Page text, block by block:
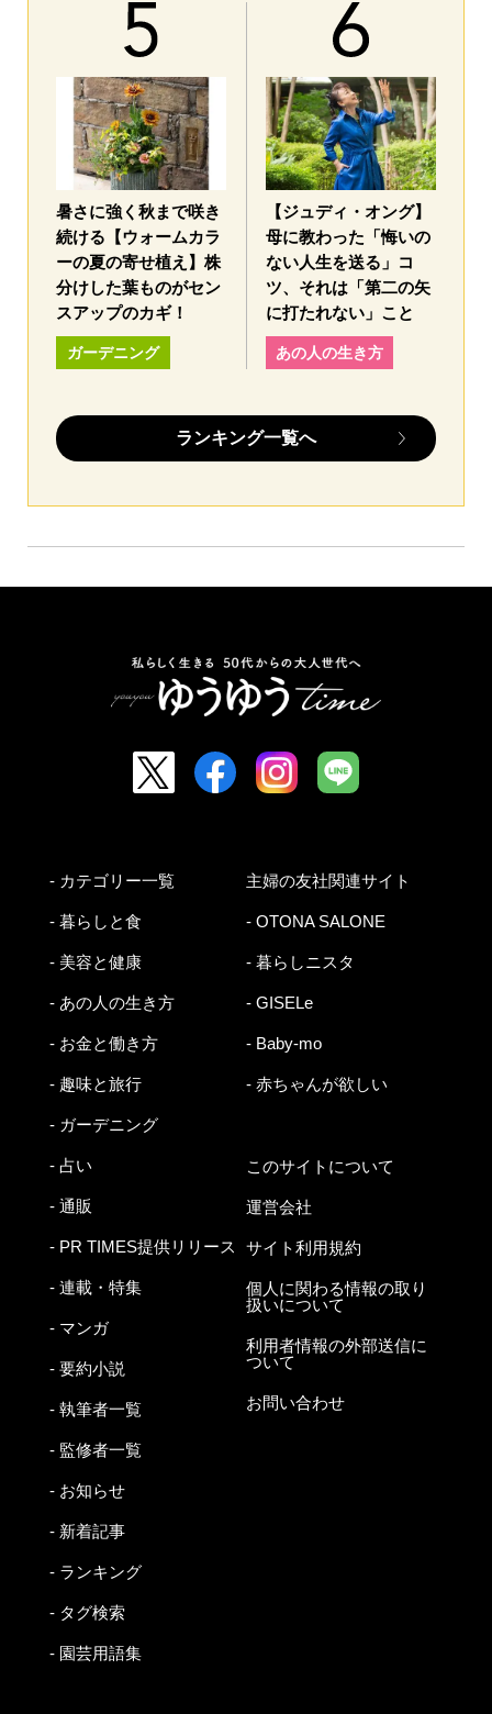
暑さに強く秋まで咲き
続ける【ウォームカラ
ーの夏の寄せ植え】株
分けした葉ものがセン
スアップのカギ！
ガーデニング
【ジュディ・オング】
母に教わった「悔いの
ない人生を送る」コ
ツ、それは「第二の矢
に打たれない」こと
あの人の生き方
ランキング一覧へ
- カテゴリー一覧
- 暮らしと食
- 美容と健康
- あの人の生き方
- お金と働き方
- 趣味と旅行
- ガーデニング
- 占い
- 通販
- PR TIMES提供リリース
- 連載・特集
- マンガ
- 要約小説
- 執筆者一覧
- 監修者一覧
- お知らせ
- 新着記事
- ランキング
- タグ検索
- 園芸用語集
主婦の友社関連サイト
- OTONA SALONE
- 暮らしニスタ
- GISELe
- Baby-mo
- 赤ちゃんが欲しい
このサイトについて
運営会社
サイト利用規約
個人に関わる情報の取り
扱いについて
利用者情報の外部送信に
ついて
お問い合わせ